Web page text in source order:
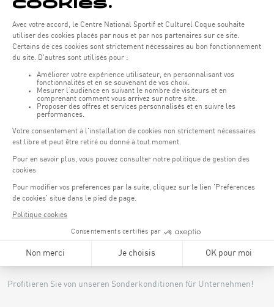
unterstützen!
13. Juni 2019 - 16:14
Nutzen Sie unsere Sonderkonditionen!
Profitieren Sie von unseren Sonderkonditionen für Unternehmen!